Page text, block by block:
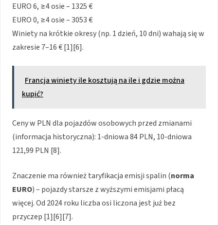
EURO 6, ≥4 osie – 1325 €
EURO 0, ≥4 osie – 3053 €
Winiety na krótkie okresy (np. 1 dzień, 10 dni) wahają się w
zakresie 7–16 €[1][6].
Francja winiety ile kosztują na ile i gdzie można
kupić?
Ceny w PLN dla pojazdów osobowych przed zmianami
(informacja historyczna): 1-dniowa 84 PLN, 10-dniowa
121,99 PLN [8].
Znaczenie ma również taryfikacja emisji spalin (norma
EURO) – pojazdy starsze z wyższymi emisjami płacą
więcej. Od 2024 roku liczba osi liczona jest już bez
przyczep [1][6][7].